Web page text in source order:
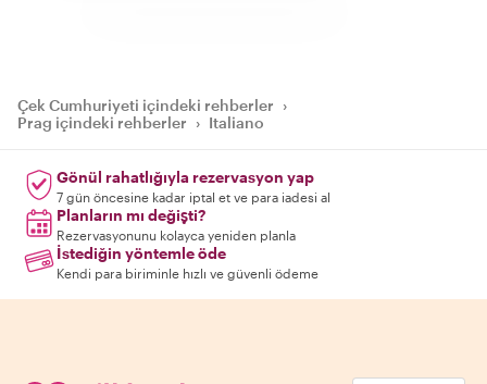
Çek Cumhuriyeti içindeki rehberler ›
Prag içindeki rehberler › Italiano
Gönül rahatlığıyla rezervasyon yap
7 gün öncesine kadar iptal et ve para iadesi al
Planların mı değişti?
Rezervasyonunu kolayca yeniden planla
İstediğin yöntemle öde
Kendi para biriminle hızlı ve güvenli ödeme